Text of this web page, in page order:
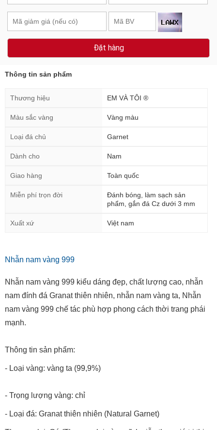
Đặt hàng
Thông tin sản phẩm
Thương hiệu EM VÀ TÔI ®
Màu sắc vàng Vàng màu
Loại đá chủ Garnet
Dành cho Nam
Giao hàng Toàn quốc
Miễn phí trọn đời
Đánh bóng, làm sạch sản
phẩm, gắn đá Cz dưới 3 mm
Xuất xứ Việt nam
Nhẫn nam vàng 999
Nhẫn nam vàng 999 kiểu dáng đẹp, chất lượng cao, nhẫn
nam đính đá Granat thiên nhiên, nhẫn nam vàng ta, Nhẫn
nam vàng 999 chế tác phù hợp phong cách thời trang phái
mạnh.
Thông tin sản phẩm:
- Loại vàng: vàng ta (99,9%)
- Trọng lượng vàng: chỉ
- Loại đá: Granat thiên nhiên (Natural Garnet)